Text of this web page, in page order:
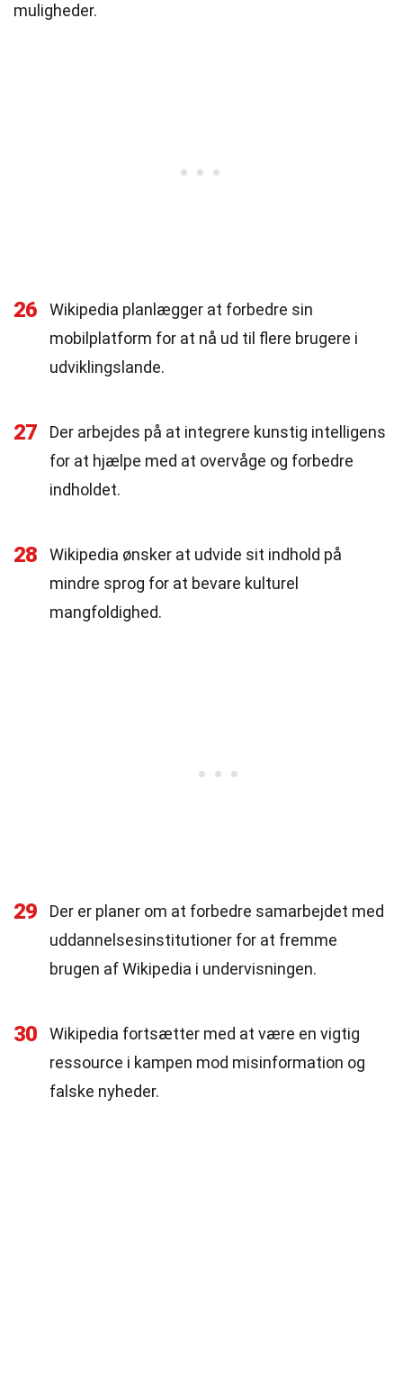
muligheder.
26
Wikipedia planlægger at forbedre sin
mobilplatform for at nå ud til flere brugere i
udviklingslande.
27
Der arbejdes på at integrere kunstig intelligens
for at hjælpe med at overvåge og forbedre
indholdet.
28
Wikipedia ønsker at udvide sit indhold på
mindre sprog for at bevare kulturel
mangfoldighed.
29
Der er planer om at forbedre samarbejdet med
uddannelsesinstitutioner for at fremme
brugen af Wikipedia i undervisningen.
30
Wikipedia fortsætter med at være en vigtig
ressource i kampen mod misinformation og
falske nyheder.